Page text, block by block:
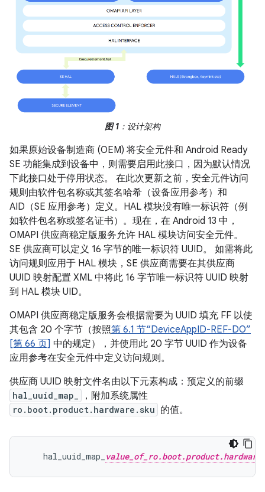
图 1 ：设计架构
如果原始设备制造商 (OEM) 将安全元件和 Android Ready
SE 功能集成到设备中，则需要启用此接口，因为默认情况
下此接口处于停用状态。 在此次更新之前，安全元件访问
规则由软件包名称或其签名哈希（设备应用参考）和
AID（SE 应用参考）定义。HAL 模块没有唯一标识符（例
如软件包名称或签名证书）。现在，在 Android 13 中，
OMAPI 供应商稳定版服务允许 HAL 模块访问安全元件。
SE 供应商可以定义 16 字节的唯一标识符 UUID。 如需将此
访问规则应用于 HAL 模块，SE 供应商需要在其供应商
UUID 映射配置 XML 中将此 16 字节唯一标识符 UUID 映射
到 HAL 模块 UID。
OMAPI 供应商稳定版服务会根据需要为 UUID 填充 FF 以使
其包含 20 个字节（按照第 6.1 节“DeviceAppID-REF-DO”
[第 66 页] 中的规定），并使用此 20 字节 UUID 作为设备
应用参考在安全元件中定义访问规则。
供应商 UUID 映射文件名由以下元素构成：预定义的前缀
hal_uuid_map_ ，附加系统属性
ro.boot.product.hardware.sku 的值。
    hal_uuid_map_